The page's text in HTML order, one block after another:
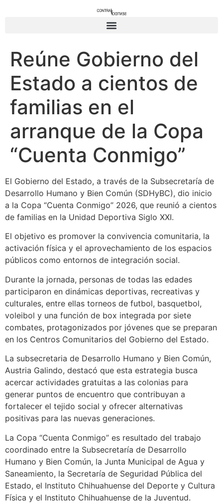
Reúne Gobierno del
Estado a cientos de
familias en el
arranque de la Copa
“Cuenta Conmigo”
El Gobierno del Estado, a través de la Subsecretaría de
Desarrollo Humano y Bien Común (SDHyBC), dio inicio
a la Copa “Cuenta Conmigo” 2026, que reunió a cientos
de familias en la Unidad Deportiva Siglo XXI.
El objetivo es promover la convivencia comunitaria, la
activación física y el aprovechamiento de los espacios
públicos como entornos de integración social.
Durante la jornada, personas de todas las edades
participaron en dinámicas deportivas, recreativas y
culturales, entre ellas torneos de futbol, basquetbol,
voleibol y una función de box integrada por siete
combates, protagonizados por jóvenes que se preparan
en los Centros Comunitarios del Gobierno del Estado.
La subsecretaria de Desarrollo Humano y Bien Común,
Austria Galindo, destacó que esta estrategia busca
acercar actividades gratuitas a las colonias para
generar puntos de encuentro que contribuyan a
fortalecer el tejido social y ofrecer alternativas
positivas para las nuevas generaciones.
La Copa “Cuenta Conmigo” es resultado del trabajo
coordinado entre la Subsecretaría de Desarrollo
Humano y Bien Común, la Junta Municipal de Agua y
Saneamiento, la Secretaría de Seguridad Pública del
Estado, el Instituto Chihuahuense del Deporte y Cultura
Física y el Instituto Chihuahuense de la Juventud.